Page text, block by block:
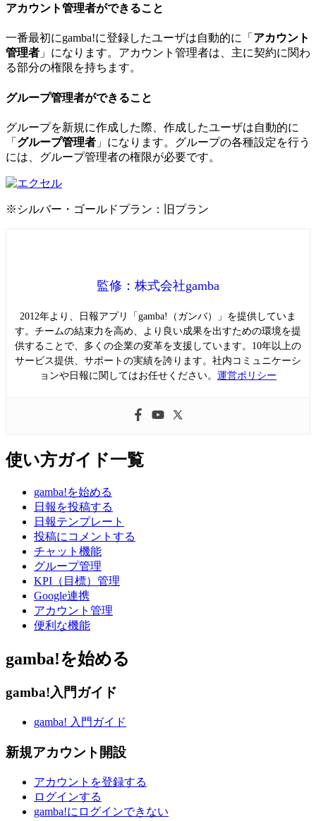
アカウント管理者ができること
一番最初にgamba!に登録したユーザは自動的に「 アカウント
管理者 」になります。アカウント管理者は、主に契約に関わ
る部分の権限を持ちます。
グループ管理者ができること
グループを新規に作成した際、作成したユーザは自動的に
「 グループ管理者 」になります。グループの各種設定を行う
には、グループ管理者の権限が必要です。
※シルバー・ゴールドプラン：旧プラン
監修：株式会社gamba
2012年より、日報アプリ「gamba!（ガンバ）」を提供していま
す。チームの結束力を高め、より良い成果を出すための環境を提
供することで、多くの企業の変革を支援しています。10年以上の
サービス提供、サポートの実績を誇ります。社内コミュニケーシ
ョンや日報に関してはお任せください。 運営ポリシー
使い方ガイド一覧
gamba!を始める
日報を投稿する
日報テンプレート
投稿にコメントする
チャット機能
グループ管理
KPI（目標）管理
Google連携
アカウント管理
便利な機能
gamba!を始める
gamba!入門ガイド
gamba! 入門ガイド
新規アカウント開設
アカウントを登録する
ログインする
gamba!にログインできない